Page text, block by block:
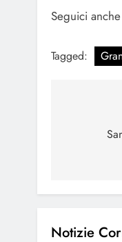
Seguici
Tagged:
articoli
Notizie